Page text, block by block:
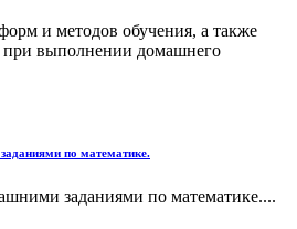
и методов обучения, а также
при выполнении домашнего
по математике.
заданиями по математике....